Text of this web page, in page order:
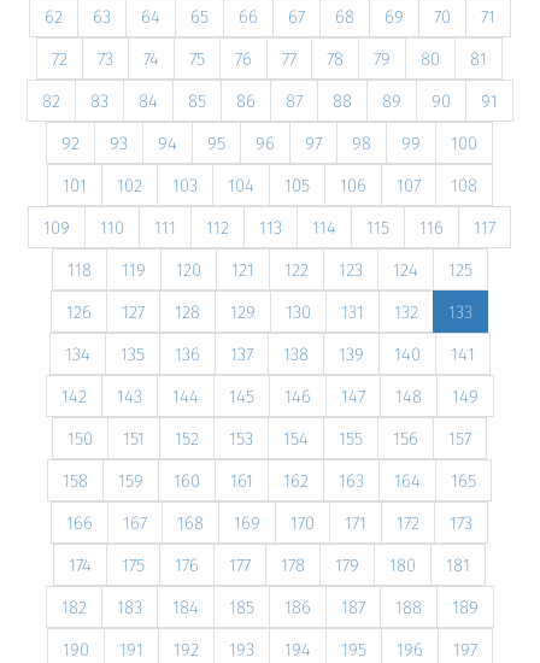
62
63 64 65 66 67 68 69 70
71
72
73 74 75 76 77 78 79 80
81
82
83 84 85 86 87 88 89 90
91
92
93 94 95 96 97 98 99
100
101
102 103 104 105 106 107
108
109
110 111 112 113 114 115 116
117
118
119 120 121 122 123 124
125
126
127 128 129 130 131 132
133
134
135 136 137 138 139 140
141
142
143 144 145 146 147 148
149
150
151 152 153 154 155 156
157
158
159 160 161 162 163 164
165
166
167 168 169 170 171 172
173
174
175 176 177 178 179 180
181
182
183 184 185 186 187 188
189
190
191 192 193 194 195 196
197